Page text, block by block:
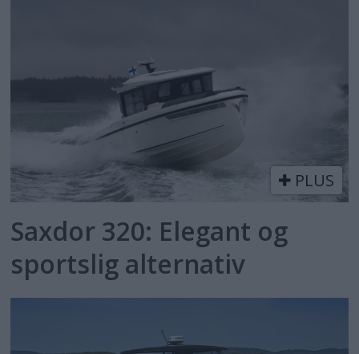
PLUS
Saxdor 320: Elegant og
sportslig alternativ